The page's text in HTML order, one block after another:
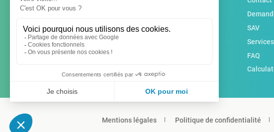
SAV
Services
FAQ
Mentions légales Politique de confidentialité